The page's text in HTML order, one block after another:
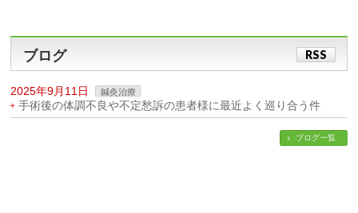
ブログ RSS
2025年9月11日 鍼灸治療
手術後の体調不良や不定愁訴の患者様に最近よく巡り合う件
ブログ一覧